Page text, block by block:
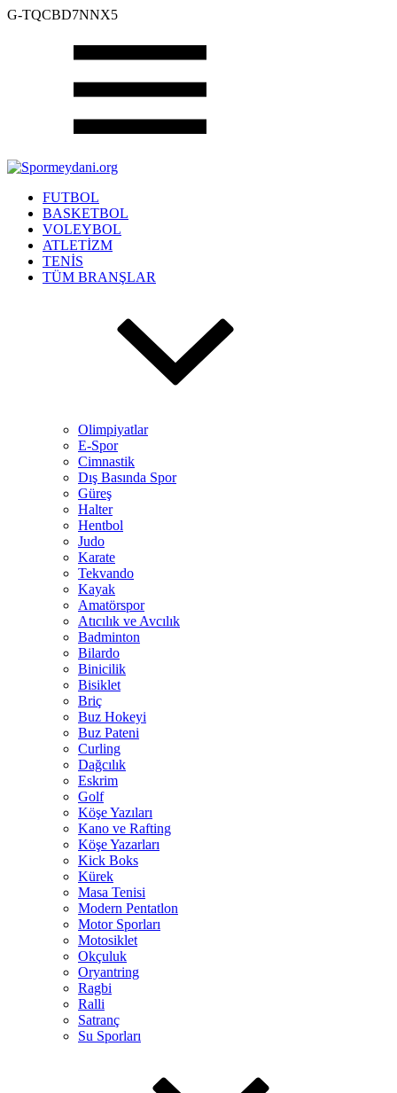
G-TQCBD7NNX5
FUTBOL
BASKETBOL
VOLEYBOL
ATLETİZM
TENİS
TÜM BRANŞLAR
Olimpiyatlar
E-Spor
Cimnastik
Dış Basında Spor
Güreş
Halter
Hentbol
Judo
Karate
Tekvando
Kayak
Amatörspor
Atıcılık ve Avcılık
Badminton
Bilardo
Binicilik
Bisiklet
Briç
Buz Hokeyi
Buz Pateni
Curling
Dağcılık
Eskrim
Golf
Köşe Yazıları
Kano ve Rafting
Köşe Yazarları
Kick Boks
Kürek
Masa Tenisi
Modern Pentatlon
Motor Sporları
Motosiklet
Okçuluk
Oryantring
Ragbi
Ralli
Satranç
Su Sporları